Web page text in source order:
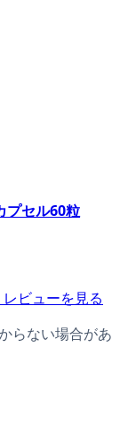
セル60粒の商品
プセル60粒
レビューを見る
らない場合があ